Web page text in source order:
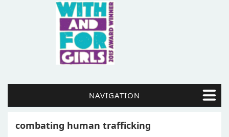
NAVIGATION
combating human trafficking